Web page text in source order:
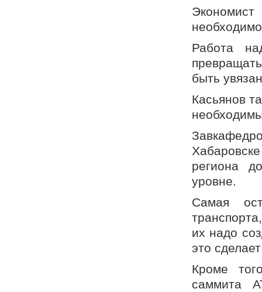
Работа
быть
Касьянов
региона
уровне.
Самая
их надо
это
Кроме
саммита